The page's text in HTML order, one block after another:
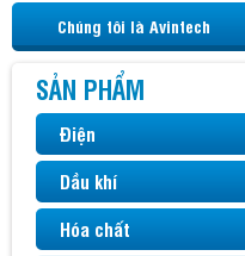
Chúng tôi là Avintech
SẢN PHẨM
Điện
Dầu khí
Hóa chất